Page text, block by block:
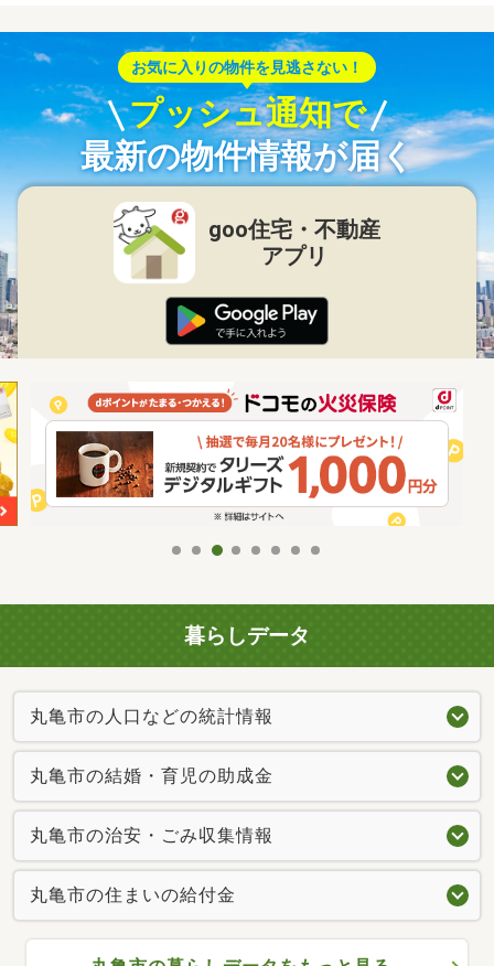
お気に入りの物件を見逃さない！
プッシュ通知で
最新の物件情報が届く
goo住宅・不動産
アプリ
暮らしデータ
丸亀市の人口などの統計情報
丸亀市の結婚・育児の助成金
丸亀市の治安・ごみ収集情報
丸亀市の住まいの給付金